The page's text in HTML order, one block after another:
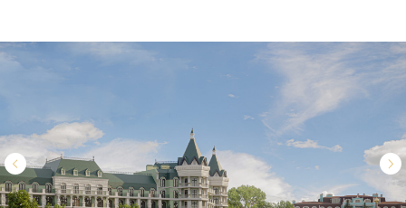
Здесь царит атмосфера